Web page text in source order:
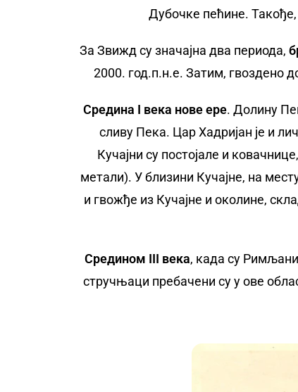
Дубочке пећине. Такође,
За Звижд су значајна два периода,
2000. год.п.н.е. Затим, гвоздено
Средина I века нове ере. Долину
сливу Пека. Цар Хадријан је и
Кучајни су постојале и
метали). У близини Кучајне, на
и гвожђе из Кучајне и околине,
Средином III века, када су Римљани
стручњаци пребачени су у ове